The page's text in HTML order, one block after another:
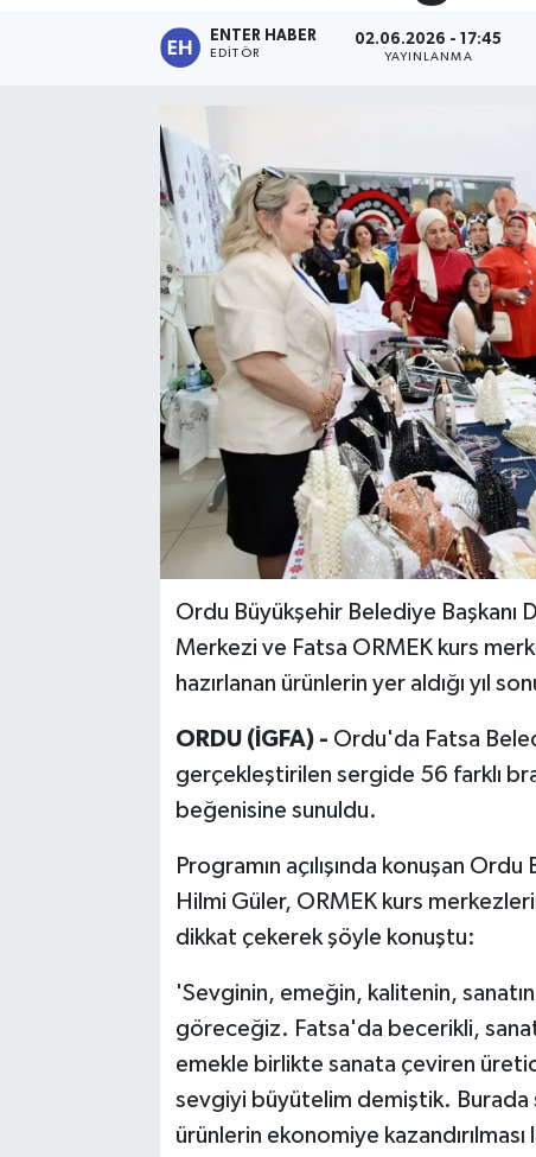
ENTER HABER
EDITÖR
02.06.2026 - 17:45
YAYINLANMA
Ordu Büyükşehir Belediye Başkanı
Merkezi ve Fatsa ORMEK kurs
hazırlanan ürünlerin yer aldığı yıl
ORDU (İGFA) - Ordu'da Fatsa
gerçekleştirilen sergide 56 farklı
beğenisine sunuldu.
Programın açılışında konuşan
Hilmi Güler, ORMEK kurs
dikkat çekerek şöyle konuştu:
'Sevginin, emeğin, kalitenin,
göreceğiz. Fatsa'da becerikli,
emekle birlikte sanata çeviren
sevgiyi büyütelim demiştik.
ürünlerin ekonomiye
FRAGMANLAR